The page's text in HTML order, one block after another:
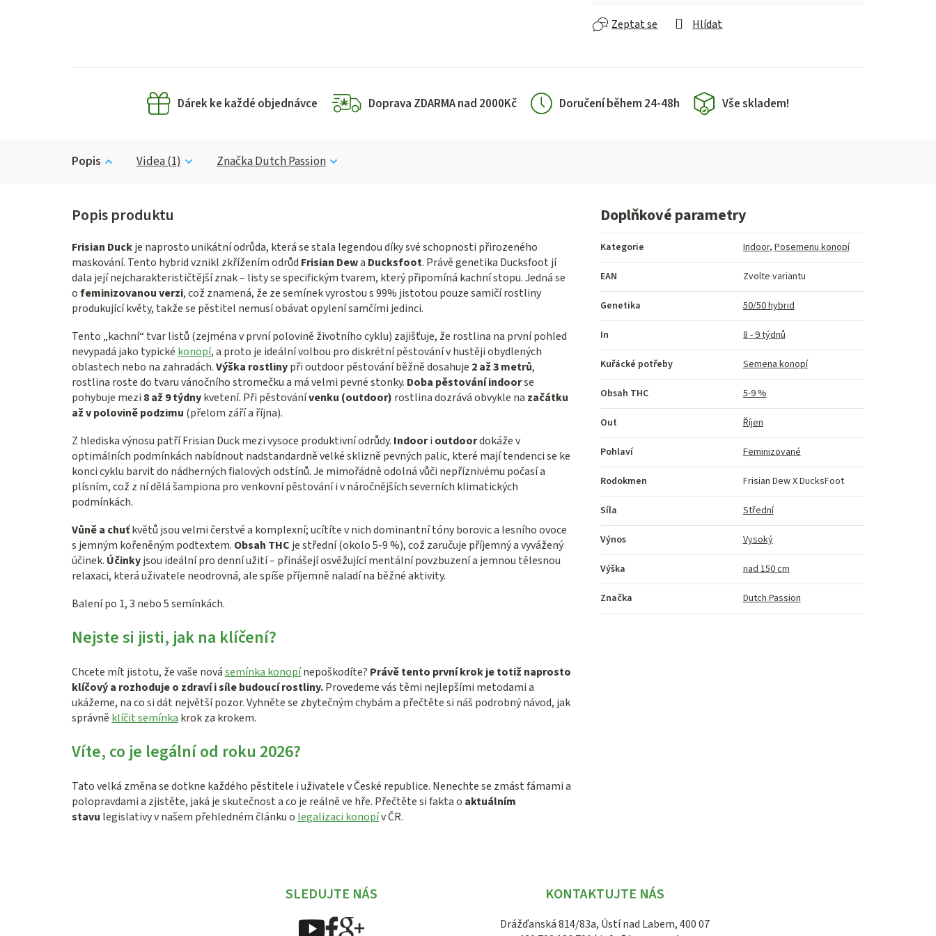
Zeptat se Hlídat
Dárek ke každé objednávce Doprava ZDARMA nad 2000Kč Doručení během 24-48h Vše skladem!
Popis Videa (1) ZnačkaDutch Passion
Frisian Duckje naprosto unikátní odrůda, která se stala legendou díky své schopnosti přirozeného
maskování. Tento hybrid vznikl zkřížením odrůd Frisian Dewa Ducksfoot. Právě genetika Ducksfoot jí
dala její nejcharakterističtější znak – listy se specifickým tvarem, který připomíná kachní stopu. Jedná se
ofeminizovanou verzi, což znamená, že ze semínek vyrostou s 99% jistotou pouze samičí rostliny
produkující květy, takže se pěstitel nemusí obávat opylení samčími jedinci.
Tento „kachní“ tvar listů (zejména v první polovině životního cyklu) zajišťuje, že rostlina na první pohled
nevypadá jako typické konopí, a proto je ideální volbou pro diskrétní pěstování v hustěji obydlených
oblastech nebo na zahradách.Výška rostlinypři outdoor pěstování běžně dosahuje 2 až 3 metrů,
rostlina roste do tvaru vánočního stromečku a má velmi pevné stonky. Doba pěstování indoorse
pohybuje mezi 8 až 9 týdnykvetení. Při pěstovánívenku (outdoor) rostlina dozrává obvykle na začátku
až v polovině podzimu (přelom září a října).
Z hlediska výnosu patří Frisian Duck mezi vysoce produktivní odrůdy. Indoori outdoordokáže v
optimálních podmínkách nabídnout nadstandardně velké sklizně pevných palic, které mají tendenci se ke
konci cyklu barvit do nádherných fialových odstínů. Je mimořádně odolná vůči nepříznivému počasí a
plísním, což z ní dělá šampiona pro venkovní pěstování i v náročnějších severních klimatických
podmínkách.
Vůně a chuťkvětů jsou velmi čerstvé a komplexní; ucítíte v nich dominantní tóny borovic a lesního ovoce
s jemným kořeněným podtextem. Obsah THC je střední (okolo 5-9 %), což zaručuje příjemný a vyvážený
účinek. Účinkyjsou ideální pro denní užití – přinášejí osvěžující mentální povzbuzení a jemnou tělesnou
relaxaci, která uživatele neodrovná, ale spíše příjemně naladí na běžné aktivity.
Balení po 1, 3 nebo 5 semínkách.
Nejste si jisti, jak na klíčení?
Chcete mít jistotu, že vaše novásemínka konopínepoškodíte? Právě tento první krok je totiž naprosto
klíčový a rozhoduje o zdraví i síle budoucí rostliny.Provedeme vás těmi nejlepšími metodami a
ukážeme, na co si dát největší pozor. Vyhněte se zbytečným chybám a přečtěte si náš podrobný návod, jak
správně klíčit semínka krok za krokem.
Víte, co je legální od roku 2026?
Tato velká změna se dotkne každého pěstitele i uživatele v České republice. Nenechte se zmást fámami a
polopravdami a zjistěte, jaká je skutečnost a co je reálně ve hře. Přečtěte si fakta o aktuálním
stavu legislativy v našem přehledném článku o legalizaci konopív ČR.
Doplňkové parametry
Kategorie Indoor, Posemenu konopí
EAN Zvolte variantu
Genetika 50/50 hybrid
In 8 - 9 týdnů
Kuřácké potřeby Semena konopí
Obsah THC 5-9 %
Out Říjen
Pohlaví Feminizované
Rodokmen Frisian Dew X DucksFoot
Síla Střední
Výnos Vysoký
Výška nad 150 cm
Značka Dutch Passion
SLEDUJTE NÁS KONTAKTUJTE NÁS
Drážďanská 814/83a, Ústí nad Labem, 400 07